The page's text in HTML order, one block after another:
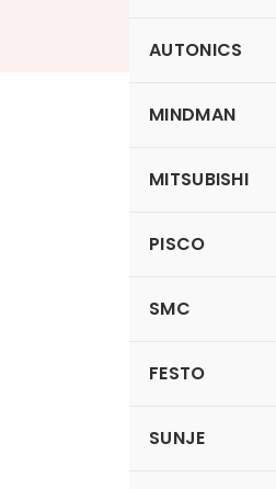
AUTONICS
MINDMAN
MITSUBISHI
PISCO
SMC
FESTO
SUNJE